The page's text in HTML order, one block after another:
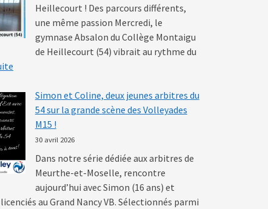
Heillecourt ! Des parcours différents,
une même passion Mercredi, le
gymnase Absalon du Collège Montaigu
de Heillecourt (54) vibrait au rythme du
Simon et Coline, deux jeunes arbitres du
54 sur la grande scène des Volleyades
M15 !
30 avril 2026
Dans notre série dédiée aux arbitres de
Meurthe-et-Moselle, rencontre
aujourd’hui avec Simon (16 ans) et
au Grand Nancy VB. Sélectionnés parmi